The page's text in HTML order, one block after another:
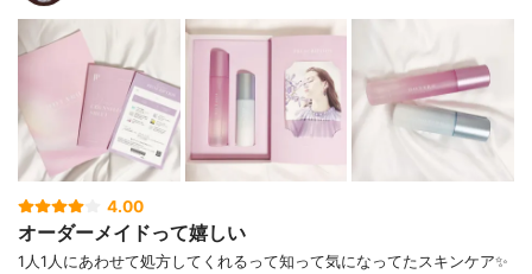
4.00
オーダーメイドって嬉しい
1人1人にあわせて処方してくれるって知って気になってたスキンケア✨